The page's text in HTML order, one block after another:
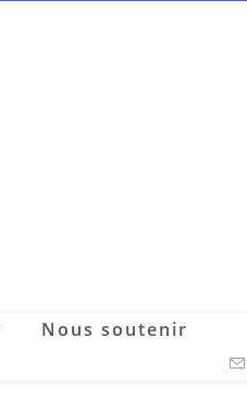
Nous soutenir